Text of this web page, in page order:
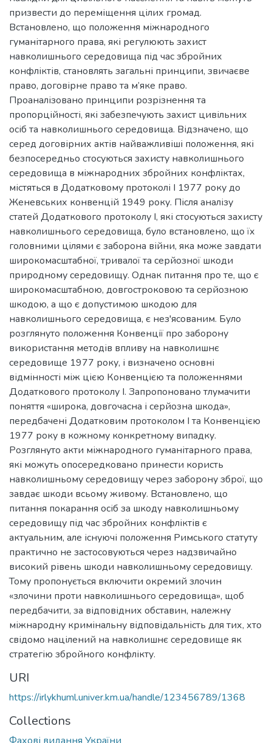
призвести до переміщення цілих громад.
Встановлено, що положення міжнародного
гуманітарного права, які регулюють захист
навколишнього середовища під час збройних
конфліктів, становлять загальні принципи, звичаєве
право, договірне право та м’яке право.
Проаналізовано принципи розрізнення та
пропорційності, які забезпечують захист цивільних
осіб та навколишнього середовища. Відзначено, що
серед договірних актів найважливіші положення, які
безпосередньо стосуються захисту навколишнього
середовища в міжнародних збройних конфліктах,
містяться в Додатковому протоколі І 1977 року до
Женевських конвенцій 1949 року. Після аналізу
статей Додаткового протоколу I, які стосуються захисту
навколишнього середовища, було встановлено, що їх
головними цілями є заборона війни, яка може завдати
широкомасштабної, тривалої та серйозної шкоди
природному середовищу. Однак питання про те, що є
широкомасштабною, довгостроковою та серйозною
шкодою, а що є допустимою шкодою для
навколишнього середовища, є нез'ясованим. Було
розглянуто положення Конвенції про заборону
використання методів впливу на навколишнє
середовище 1977 року, і визначено основні
відмінності між цією Конвенцією та положеннями
Додаткового протоколу І. Запропоновано тлумачити
поняття «широка, довгочасна і серйозна шкода»,
передбачені Додатковим протоколом І та Конвенцією
1977 року в кожному конкретному випадку.
Розглянуто акти міжнародного гуманітарного права,
які можуть опосередковано принести користь
навколишньому середовищу через заборону зброї, що
завдає шкоди всьому живому. Встановлено, що
питання покарання осіб за шкоду навколишньому
середовищу під час збройних конфліктів є
актуальним, але існуючі положення Римського статуту
практично не застосовуються через надзвичайно
високий рівень шкоди навколишньому середовищу.
Тому пропонується включити окремий злочин
«злочини проти навколишнього середовища», щоб
передбачити, за відповідних обставин, належну
міжнародну кримінальну відповідальність для тих, хто
свідомо націлений на навколишнє середовище як
стратегію збройного конфлікту.
URI
https://irlykhuml.univer.km.ua/handle/123456789/1368
Collections